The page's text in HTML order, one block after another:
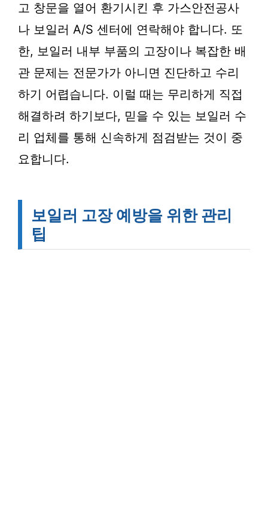
고 창문을 열어 환기시킨 후 가스안전공사
나 보일러 A/S 센터에 연락해야 합니다. 또
한, 보일러 내부 부품의 고장이나 복잡한 배
관 문제는 전문가가 아니면 진단하고 수리
하기 어렵습니다. 이럴 때는 무리하게 직접
해결하려 하기보다, 믿을 수 있는 보일러 수
리 업체를 통해 신속하게 점검받는 것이 중
요합니다.
보일러 고장 예방을 위한 관리
팁